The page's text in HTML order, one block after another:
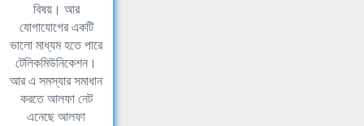
বিষয়। আর
যোগাযোগের একটি
ভালো মাধ্যম হতে পারে
টেলিকমিউনিকেশন।
আর এ সমস্যার সমাধান
করতে আলফা নেট
এনেছে আলফা